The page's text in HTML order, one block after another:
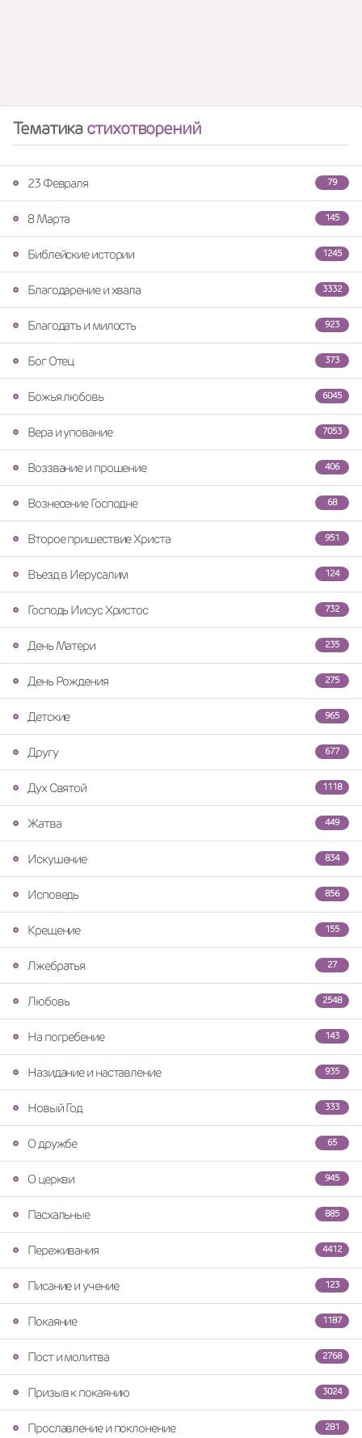
Тематикастихотворений
79
23 Февраля
145
8 Марта
1245
Библейские истории
3332
Благодарение и хвала
923
Благодать и милость
373
Бог Отец
6045
Божья любовь
7053
Вера и упование
406
Воззвание и прошение
68
Вознесение Господне
951
Второе пришествие Христа
124
Въезд в Иерусалим
732
Господь Иисус Христос
235
День Матери
275
День Рождения
965
Детские
677
Другу
1118
Дух Святой
449
Жатва
834
Искушение
856
Исповедь
155
Крещение
27
Лжебратья
2548
Любовь
143
На погребение
935
Назидание и наставление
333
Новый Год
65
О дружбе
945
О церкви
885
Пасхальные
4412
Переживания
123
Писание и учение
1187
Покаяние
2768
Пост и молитва
3024
Призыв к покаянию
281
Прославление и поклонение